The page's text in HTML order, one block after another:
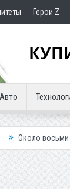
Герои Z
Авто
тысяч